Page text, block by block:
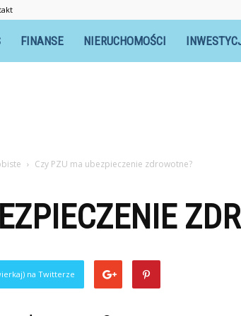
FINANSE NIERUCHOMOŚCI
Czy PZU ma ubezpieczenie zdrowotne?
na Twitterze